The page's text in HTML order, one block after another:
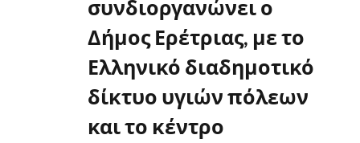
συνδιοργανώνει ο
Δήμος Ερέτριας, με το
Ελληνικό διαδημοτικό
δίκτυο υγιών πόλεων
και το κέντρο